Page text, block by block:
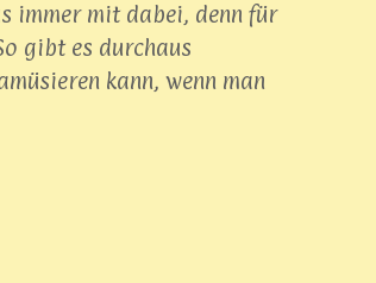
immer mit dabei, denn für
gibt es durchaus
kann, wenn man